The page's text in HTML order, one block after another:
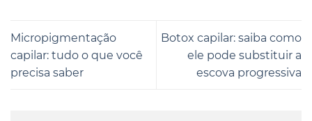
Micropigmentação
capilar: tudo o que você
precisa saber
Botox capilar: saiba como
ele pode substituir a
escova progressiva